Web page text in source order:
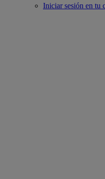
Iniciar sesión en tu